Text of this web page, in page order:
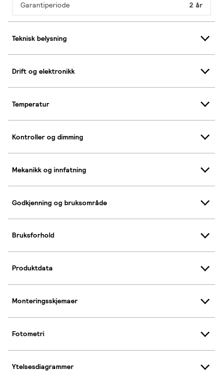
Garantiperiode 2 år
Teknisk belysning
Drift og elektronikk
Temperatur
Kontroller og dimming
Mekanikk og innfatning
Godkjenning og bruksområde
Bruksforhold
Produktdata
Monteringsskjemaer
Fotometri
Ytelsesdiagrammer